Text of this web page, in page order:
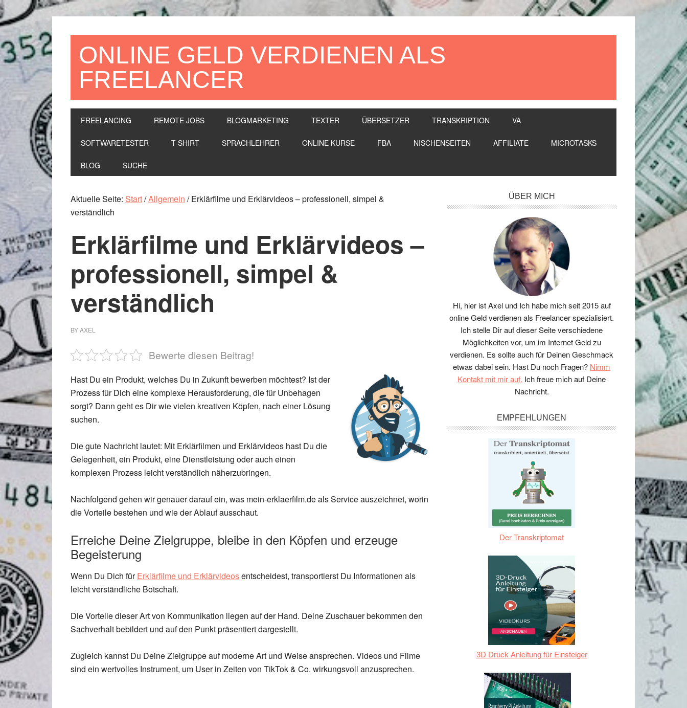
Zur
Hauptnavigation
springen
Zum
Inhalt
springen
Zur
Seitenspalte
springen
ONLINE GELD VERDIENEN ALS
FREELANCER
FREELANCING REMOTE JOBS BLOGMARKETING TEXTER ÜBERSETZER TRANSKRIPTION VA
SOFTWARETESTER T-SHIRT SPRACHLEHRER ONLINE KURSE FBA NISCHENSEITEN AFFILIATE MICROTASKS
BLOG SUCHE
Aktuelle Seite: Start/Allgemein /Erklärfilme und Erklärvideos – professionell, simpel &
verständlich
Erklärfilme und Erklärvideos –
professionell, simpel &
verständlich
BYAXEL
Bewerte diesen Beitrag!
Hast Du ein Produkt, welches Du in Zukunft bewerben möchtest? Ist der
Prozess für Dich eine komplexe Herausforderung, die für Unbehagen
sorgt? Dann geht es Dir wie vielen kreativen Köpfen, nach einer Lösung
suchen.
Die gute Nachricht lautet: Mit Erklärfilmen und Erklärvideos hast Du die
Gelegenheit, ein Produkt, eine Dienstleistung oder auch einen
komplexen Prozess leicht verständlich näherzubringen.
Nachfolgend gehen wir genauer darauf ein, was mein-erklaerfilm.de als Service auszeichnet, worin
die Vorteile bestehen und wie der Ablauf ausschaut.
Erreiche Deine Zielgruppe, bleibe in den Köpfen und erzeuge
Begeisterung
Wenn Du Dich fürErklärfilme und Erklärvideosentscheidest, transportierst Du Informationen als
leicht verständliche Botschaft.
Die Vorteile dieser Art von Kommunikation liegen auf der Hand. Deine Zuschauer bekommen den
Sachverhalt bebildert und auf den Punkt präsentiert dargestellt.
Zugleich kannst Du Deine Zielgruppe auf moderne Art und Weise ansprechen. Videos und Filme
sind ein wertvolles Instrument, um User in Zeiten von TikTok & Co. wirkungsvoll anzusprechen.
SeitenspalteÜBER MICH
Hi, hier ist Axel und Ich habe mich seit 2015 auf
online Geld verdienen als Freelancer spezialisiert.
Ich stelle Dir auf dieser Seite verschiedene
Möglichkeiten vor, um im Internet Geld zu
verdienen. Es sollte auch für Deinen Geschmack
etwas dabei sein. Hast Du noch Fragen? Nimm
Kontakt mit mir auf. Ich freue mich auf Deine
Nachricht.
EMPFEHLUNGEN
Der Transkriptomat
3D Druck Anleitung für Einsteiger